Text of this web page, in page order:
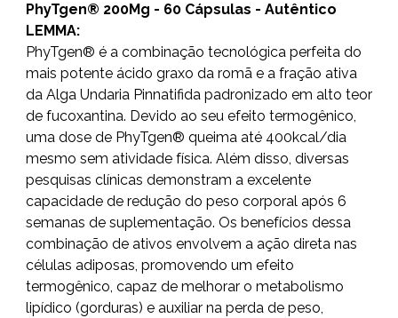
PhyTgen® 200Mg - 60 Cápsulas - Autêntico
LEMMA:
PhyTgen® é a combinação tecnológica perfeita do
mais potente ácido graxo da romã e a fração ativa
da Alga Undaria Pinnatifida padronizado em alto teor
de fucoxantina. Devido ao seu efeito termogênico,
uma dose de PhyTgen® queima até 400kcal/dia
mesmo sem atividade física. Além disso, diversas
pesquisas clínicas demonstram a excelente
capacidade de redução do peso corporal após 6
semanas de suplementação. Os benefícios dessa
combinação de ativos envolvem a ação direta nas
células adiposas, promovendo um efeito
termogênico, capaz de melhorar o metabolismo
lipídico (gorduras) e auxiliar na perda de peso,